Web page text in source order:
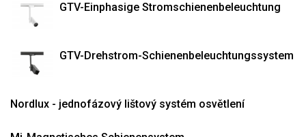
GTV-Einphasige Stromschienenbeleuchtung
GTV-Drehstrom-Schienenbeleuchtungssystem
Nordlux - jednofázový lištový systém osvětlení